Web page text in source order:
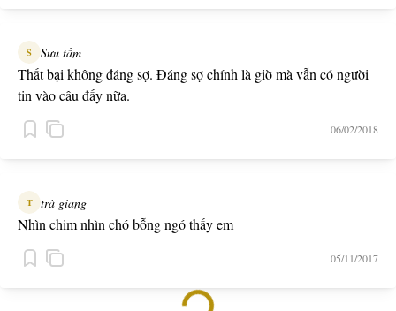
S Sưu tầm
Thất bại không đáng sợ. Đáng sợ chính là giờ mà vẫn có người
tin vào câu đấy nữa.
06/02/2018
T trà giang
Nhìn chim nhìn chó bỗng ngó thấy em
05/11/2017